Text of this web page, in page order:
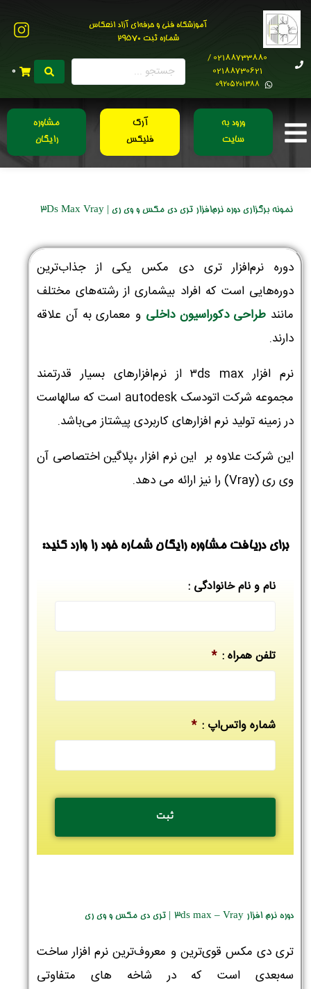
آموزشگاه فنی و حرفه‌ای آزاد انعکاس
شماره ثبت 29570
02188733880 /
02188730621
0۹۲۰۵۲۰۱۳۸۸
0
ورود به
سایت
آرک
فلیکس
مشاوره
رایگان
نمونه برگزاری دوره نرم‌افزار تری دی مکس و وی ری | 3Ds Max Vray
دوره نرم‌افزار تری دی مکس یکی از جذاب‌ترین
دوره‌هایی است که افراد بیشماری از رشته‌های مختلف
مانند طراحی دکوراسیون داخلی و معماری به آن علاقه
دارند.
نرم افزار ۳ds max از نرم‌افزارهای بسیار قدرتمند
مجموعه شرکت اتودسک autodesk است که سالهاست
در زمینه تولید نرم افزارهای کاربردی پیشتاز می‌باشد.
این شرکت علاوه بر این نرم افزار ،پلاگین اختصاصی آن
وی ری (Vray) را نیز ارائه می ‌دهد.
برای دریافت مشاوره رایگان شماره خود را وارد کنید:
نام و نام خانوادگی :
تلفن همراه : *
شماره واتس‌اپ : *
دوره نرم افزار 3ds max – Vray | تری دی مکس و وی ری
تری دی مکس قوی‌ترین و معروف‌ترین نرم افزار ساخت
سه‌بعدی است که در شاخه های متفاوتی